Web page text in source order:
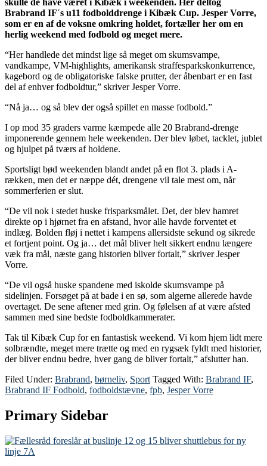
Brabrand IF´s u11 fodbolddrenge i Kibæk Cup. Jesper Vorre,
som er en af de voksne omkring holdet, fortæller her om en
herlig weekend med fodbold og meget mere.
“Her handlede det mindst lige så meget om skumsvampe,
vandkampe, VM-highlights, amerikansk straffesparkskonkurrence,
kagebord og de obligatoriske falske prutter, der åbenbart er en fast
del af enhver fodboldtur,” skriver Jesper Vorre.
“Nå ja… og så blev der også spillet en masse fodbold.”
I op mod 35 graders varme kæmpede alle 20 Brabrand-drenge
imponerende gennem hele weekenden. Der blev løbet, tacklet, jublet
og hjulpet på tværs af holdene.
Sportsligt bød weekenden blandt andet på en flot 3. plads i A-
rækken, men det er næppe dét, drengene vil tale mest om, når
sommerferien er slut.
“De vil nok i stedet huske frisparksmålet. Det, der blev hamret
direkte op i hjørnet fra en afstand, hvor alle havde forventet et
indlæg. Bolden fløj i nettet i kampens allersidste sekund og sikrede
et fortjent point. Og ja… det mål bliver helt sikkert endnu længere
væk fra mål, næste gang historien bliver fortalt,” skriver Jesper
Vorre.
“De vil også huske spandene med iskolde skumsvampe på
sidelinjen. Forsøget på at bade i en sø, som algerne allerede havde
overtaget. De sene aftener med grin. Og følelsen af at være afsted
sammen med sine bedste fodboldkammerater.
Tak til Kibæk Cup for en fantastisk weekend. Vi kom hjem lidt mere
solbrændte, meget mere trætte og med en rygsæk fyldt med historier,
der bliver endnu bedre, hver gang de bliver fortalt,” afslutter han.
Filed Under: Brabrand, børneliv, Sport Tagged With: Brabrand IF,
Brabrand IF Fodbold, fodboldstævne, fpb, Jesper Vorre
Primary Sidebar